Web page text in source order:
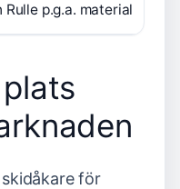
p.g.a. material
för